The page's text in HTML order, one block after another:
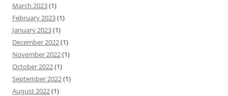
March 2023(1)
February 2023(1)
January 2023(1)
December 2022(1)
November 2022(1)
October 2022(1)
September 2022(1)
August 2022(1)